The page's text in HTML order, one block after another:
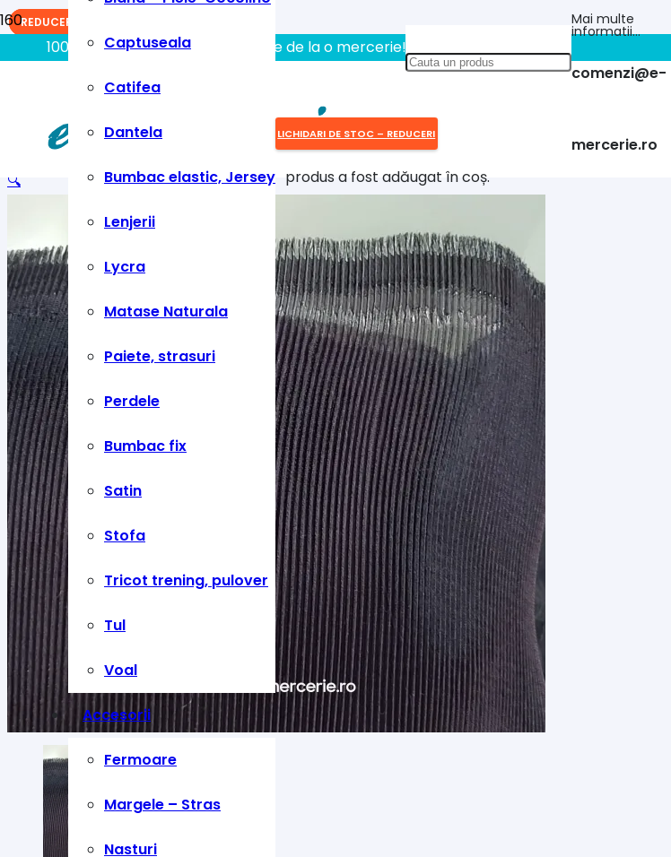
100% aici gasiti tot ce aveti nevoie de la o mercerie!!
Mai multe
informatii…
comenzi@e-
mercerie.ro
Captuseala
Catifea
Dantela
Bumbac elastic, Jersey
Lenjerii
Lycra
Matase Naturala
Paiete, strasuri
Perdele
Bumbac fix
Satin
Stofa
Tricot trening, pulover
Tul
Voal
Accesorii
Fermoare
Margele – Stras
Nasturi
LICHIDARI DE STOC – REDUCERI
produsa fost adăugat în coș.
🔍
REDUCERI!
REDUCERI!
REDUCERI!